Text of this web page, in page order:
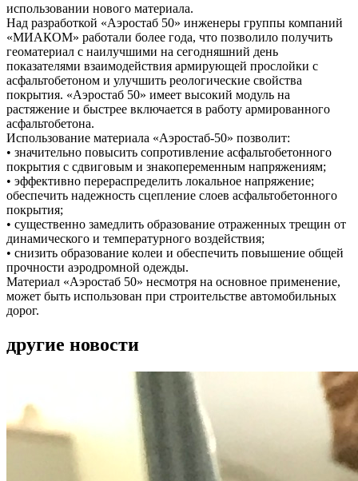
использовании нового материала.
Над разработкой «Аэростаб 50» инженеры группы компаний
«МИАКОМ» работали более года, что позволило получить
геоматериал с наилучшими на сегодняшний день
показателями взаимодействия армирующей прослойки с
асфальтобетоном и улучшить реологические свойства
покрытия. «Аэростаб 50» имеет высокий модуль на
растяжение и быстрее включается в работу армированного
асфальтобетона.
Использование материала «Аэростаб-50» позволит:
• значительно повысить сопротивление асфальтобетонного
покрытия с сдвиговым и знакопеременным напряжениям;
• эффективно перераспределить локальное напряжение;
обеспечить надежность сцепление слоев асфальтобетонного
покрытия;
• существенно замедлить образование отраженных трещин от
динамического и температурного воздействия;
• снизить образование колеи и обеспечить повышение общей
прочности аэродромной одежды.
Материал «Аэростаб 50» несмотря на основное применение,
может быть использован при строительстве автомобильных
дорог.
другие новости